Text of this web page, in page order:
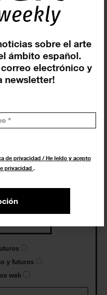
sobre el arte
ámbito español.
electrónico y
newsletter!
de privacidad / He leído y acepto
privacidad .
buscas !
y eventos
y futuros
web